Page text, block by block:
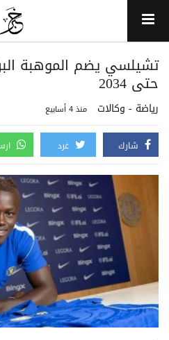
تشيلسي يضم الموهبة
حتى 2034
رياضة - وكالات منذ 4 أسابيع
شارك غرد